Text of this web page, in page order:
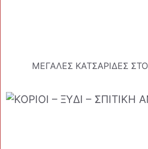
ΜΕΓΑΛΕΣ ΚΑΤΣΑΡΙΔΕΣ ΣΤΟ